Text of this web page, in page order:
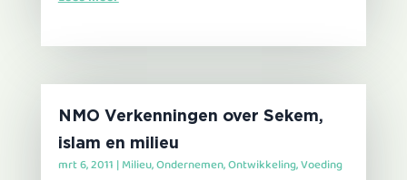
NMO Verkenningen over Sekem,
islam en milieu
mrt 6, 2011 |Milieu,Ondernemen,Ontwikkeling,Voeding